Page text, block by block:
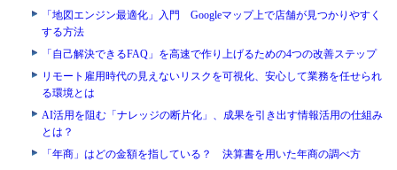
「地図エンジン最適化」入門 Googleマップ上で店舗が見つかりやすく
する方法
「自己解決できるFAQ」を高速で作り上げるための4つの改善ステップ
リモート雇用時代の見えないリスクを可視化、安心して業務を任せられ
る環境とは
AI活用を阻む「ナレッジの断片化」、成果を引き出す情報活用の仕組み
とは？
「年商」はどの金額を指している？ 決算書を用いた年商の調べ方